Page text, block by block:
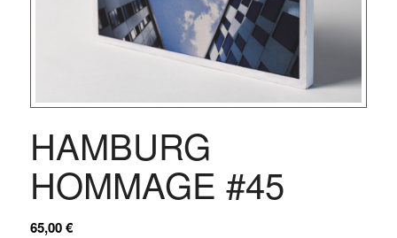
HAMBURG
HOMMAGE #45
65,00€